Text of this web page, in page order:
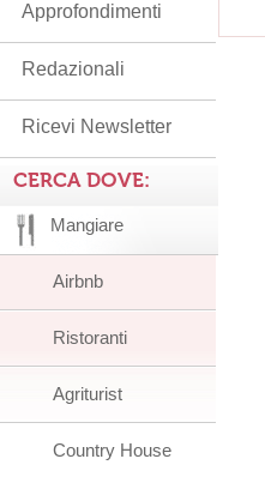
Approfondimenti
Redazionali
Ricevi Newsletter
CERCA DOVE:
Mangiare
Airbnb
Ristoranti
Agriturist
Country House